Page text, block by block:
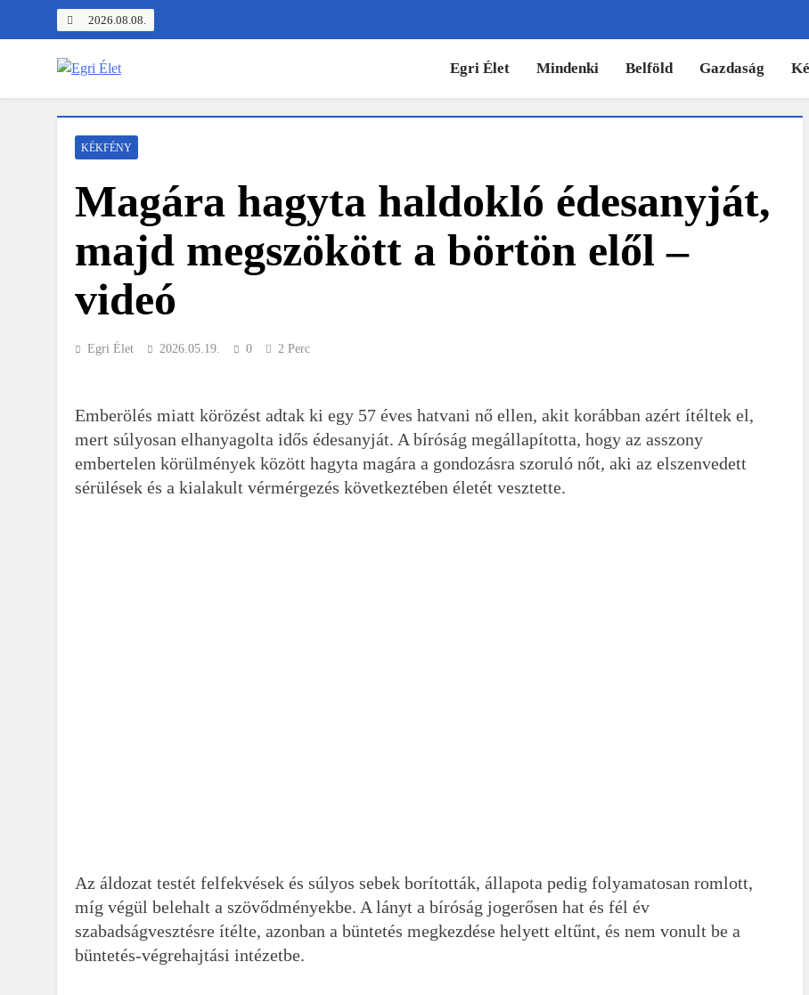
2026.08.08.
Egri Élet
Egri Élet Mindenki Belföld Gazdaság
KÉKFÉNY
Magára hagyta haldokló édesanyját,
majd megszökött a börtön elől –
videó
Egri Élet 2026.05.19. 0 2 Perc
Emberölés miatt körözést adtak ki egy 57 éves hatvani nő ellen, akit korábban azért ítéltek el,
mert súlyosan elhanyagolta idős édesanyját. A bíróság megállapította, hogy az asszony
embertelen körülmények között hagyta magára a gondozásra szoruló nőt, aki az elszenvedett
sérülések és a kialakult vérmérgezés következtében életét vesztette.
Az áldozat testét felfekvések és súlyos sebek borították, állapota pedig folyamatosan romlott,
míg végül belehalt a szövődményekbe. A lányt a bíróság jogerősen hat és fél év
szabadságvesztésre ítélte, azonban a büntetés megkezdése helyett eltűnt, és nem vonult be a
büntetés-végrehajtási intézetbe.